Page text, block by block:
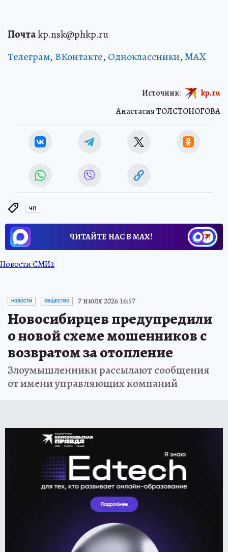
Почтаkp.nsk@phkp.ru
Телеграм, ВКонтакте, Одноклассники,MAX
Анастасия ТОЛСТОНОГОВА
Источник: kp.ru
ЧП
ЧИТАЙТЕ НАС В МАХ!
Новости СМИ2
НОВОСТИ ОБЩЕСТВО 7 июля 2026 16:57
Новосибирцев предупредили
о новой схеме мошенников с
возвратом за отопление
Злоумышленники рассылают сообщения
от имени управляющих компаний